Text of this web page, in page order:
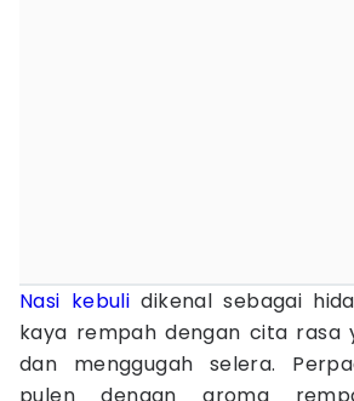
Nasi kebuli dikenal sebagai
kaya rempah dengan cita rasa
dan menggugah selera.